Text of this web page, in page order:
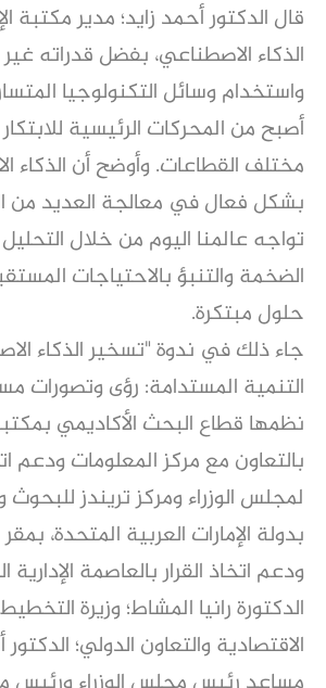
قال الدكتور أحمد زايد؛ مدير مكتبة
الذكاء الاصطناعي، بفضل قدراته
واستخدام وسائل التكنولوجيا
أصبح من المحركات الرئيسية
مختلف القطاعات. وأوضح أن
بشكل فعال في معالجة العديد من
تواجه عالمنا اليوم من خلال التحليل
الضخمة والتنبؤ بالاحتياجات
حلول مبتكرة.
جاء ذلك في ندوة "تسخير الذكاء
التنمية المستدامة: رؤى وتصورات
نظمها قطاع البحث الأكاديمي
بالتعاون مع مركز المعلومات ودعم
لمجلس الوزراء ومركز تريندز للبحوث
بدولة الإمارات العربية المتحدة،
ودعم اتخاذ القرار بالعاصمة
الدكتورة رانيا المشاط؛ وزيرة
الاقتصادية والتعاون الدولي؛